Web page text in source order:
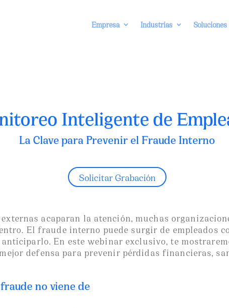
Empresa Industrias Soluciones
Inteligente de
La Clave para Prevenir el Fraude Interno
Solicitar Grabación
acaparan la atención, muchas
El fraude interno puede surgir de empleados
En este webinar exclusivo, te
defensa para prevenir pérdidas financieras,
no viene de